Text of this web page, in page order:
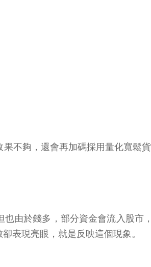
不夠，還會再加碼採用量化寬鬆
由於錢多，部分資金會流入股
表現亮眼，就是反映這個現象。